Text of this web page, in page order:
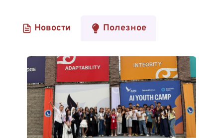
Новости Полезное